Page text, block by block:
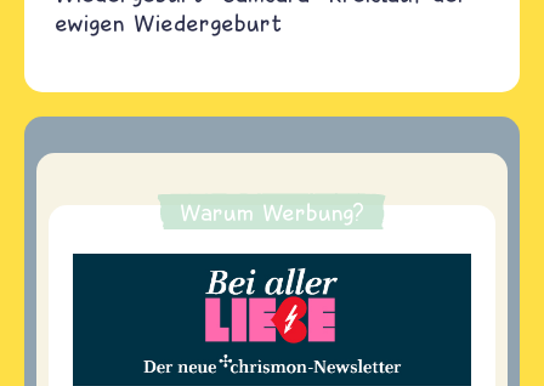
ewigen Wiedergeburt
Warum Werbung?